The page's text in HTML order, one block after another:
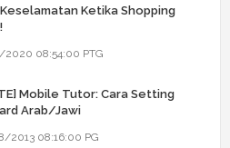
Ketika Shopping
08:54:00 PTG
Mobile Tutor: Cara Setting
Arab/Jawi
2013 08:16:00 PG